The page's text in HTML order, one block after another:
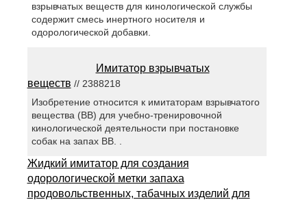
взрывчатых веществ для кинологической службы
содержит смесь инертного носителя и
одорологической добавки.
Имитатор взрывчатых
веществ // 2388218
Изобретение относится к имитаторам взрывчатого
вещества (ВВ) для учебно-тренировочной
кинологической деятельности при постановке
собак на запах ВВ. .
Жидкий имитатор для создания
одорологической метки запаха
продовольственных, табачных изделий для